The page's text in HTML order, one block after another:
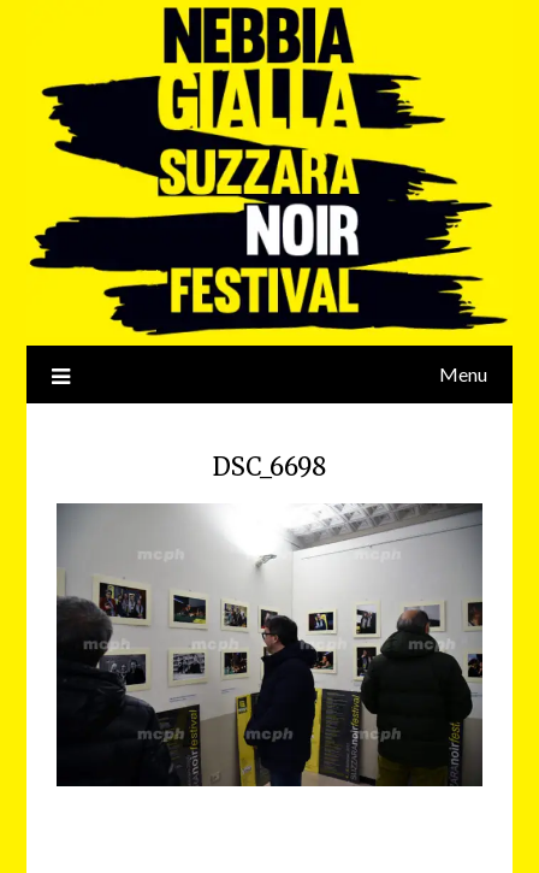
Menu
DSC_6698